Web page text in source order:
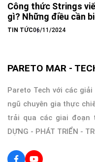
Công thức Strings
gì? Những điều cần
TIN TỨC06/11/2024
PARETO MAR -
Pareto Tech với các
ngũ chuyên gia thực
trải qua các giai đoạn
DỰNG - PHÁT TRIỂN -